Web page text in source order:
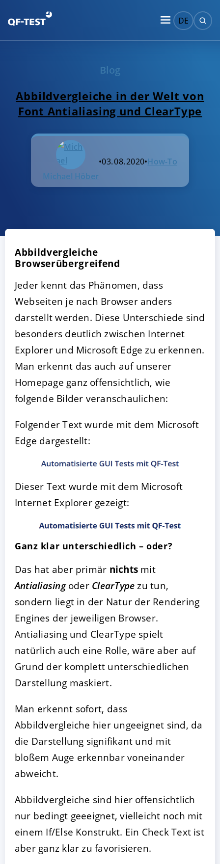
DE
Blog
Abbildvergleiche in der Welt von
Font Antialiasing und ClearType
Michael Höber
•03. 08. 2020•How-To
Abbildvergleiche
Browserübergreifend
Jeder kennt das Phänomen, dass
Webseiten je nach Browser anders
darstellt werden. Diese Unterschiede sind
besonders deutlich zwischen Internet
Explorer und Microsoft Edge zu erkennen.
Man erkennt das auch auf unserer
Homepage ganz offensichtlich, wie
folgende Bilder veranschaulichen:
Folgender Text wurde mit dem Microsoft
Edge dargestellt:
Dieser Text wurde mit dem Microsoft
Internet Explorer gezeigt:
Ganz klar unterschiedlich – oder?
Das hat aber primär nichts mit
Antialiasingoder ClearTypezu tun,
sondern liegt in der Natur der Rendering
Engines der jeweiligen Browser.
Antialiasing und ClearType spielt
natürlich auch eine Rolle, wäre aber auf
Grund der komplett unterschiedlichen
Darstellung maskiert.
Man erkennt sofort, dass
Abbildvergleiche hier ungeeignet sind, da
die Darstellung signifikant und mit
bloßem Auge erkennbar voneinander
abweicht.
Abbildvergleiche sind hier offensichtlich
nur bedingt geeeignet, vielleicht noch mit
einem If/Else Konstrukt. Ein Check Text ist
aber ganz klar zu favorisieren.
AKZEPTIEREN KONFIGURIEREN
Impressum| Datenschutz